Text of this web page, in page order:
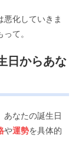
化していきま
て。
日からあな
あなたの誕生日
や運勢を具体的